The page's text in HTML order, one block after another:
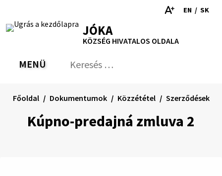
tartalomra
RSS Oldaltérkép
Nyomtatás
EN / SK
JÓKA
KÖZSÉG HIVATALOS OLDALA
VÁLTÁS
MENÜ Keresés:
Kúpno-predajná zmluva 2
Főoldal Dokumentumok Közzététel Szerződések